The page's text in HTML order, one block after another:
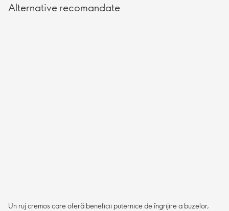
Alternative recomandate
Un ruj cremos care oferă beneficii puternice de îngrijire a buzelor,